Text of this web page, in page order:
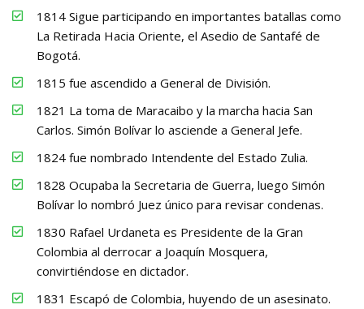
1814 Sigue participando en importantes batallas como
La Retirada Hacia Oriente, el Asedio de Santafé de
Bogotá.
1815 fue ascendido a General de División.
1821 La toma de Maracaibo y la marcha hacia San
Carlos. Simón Bolívar lo asciende a General Jefe.
1824 fue nombrado Intendente del Estado Zulia.
1828 Ocupaba la Secretaria de Guerra, luego Simón
Bolívar lo nombró Juez único para revisar condenas.
1830 Rafael Urdaneta es Presidente de la Gran
Colombia al derrocar a Joaquín Mosquera,
convirtiéndose en dictador.
1831 Escapó de Colombia, huyendo de un asesinato.